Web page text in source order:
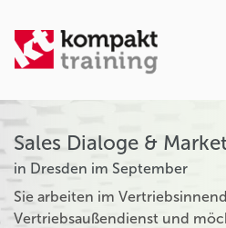
Sales Dialoge &
in Dresden im September
Sie arbeiten im
Vertriebsaußendienst und